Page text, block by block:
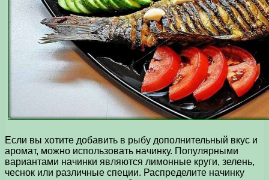
Если вы хотите добавить в рыбу дополнительный вкус и
аромат, можно использовать начинку. Популярными
вариантами начинки являются лимонные круги, зелень,
чеснок или различные специи. Распределите начинку